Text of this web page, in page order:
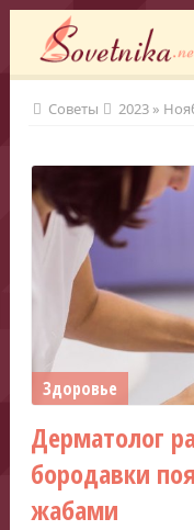
Советы 2023 »
Здоровье
Дерматолог
бородавки
жабами